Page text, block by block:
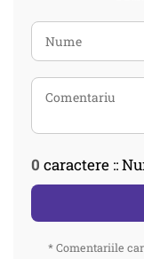
0 caractere ::
* Comentariile